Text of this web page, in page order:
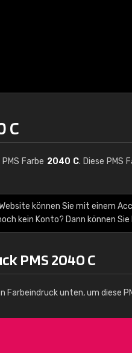
C
Farbe 2040 C. Diese PMS
können Sie mit einem
kein Konto? Dann können
PMS 2040 C
Farbeindruck unten, um diese